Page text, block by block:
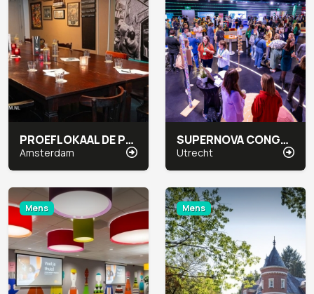
PROEFLOKAAL DE PRAEL
Amsterdam
SUPERNOVA CONGRESCENTRUM
Utrecht
Mens Mens